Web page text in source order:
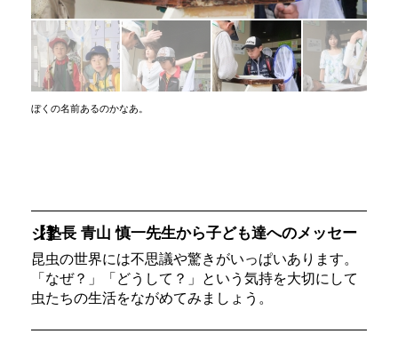
ぼくの名前あるのかなあ。
【塾長 青山 慎一先生から子ども達へのメッセージ】
昆虫の世界には不思議や驚きがいっぱいあります。
「なぜ？」「どうして？」という気持を大切にして
虫たちの生活をながめてみましょう。